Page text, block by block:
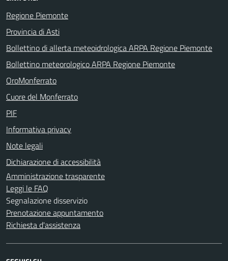
Regione Piemonte
Provincia di Asti
Bollettino di allerta meteoidrologica ARPA Regione Piemonte
Bollettino meteorologico ARPA Regione Piemonte
OroMonferrato
Cuore del Monferrato
PIF
Informativa privacy
Note legali
Dichiarazione di accessibilità
Amministrazione trasparente
Leggi le FAQ
Segnalazione disservizio
Prenotazione appuntamento
Richiesta d'assistenza